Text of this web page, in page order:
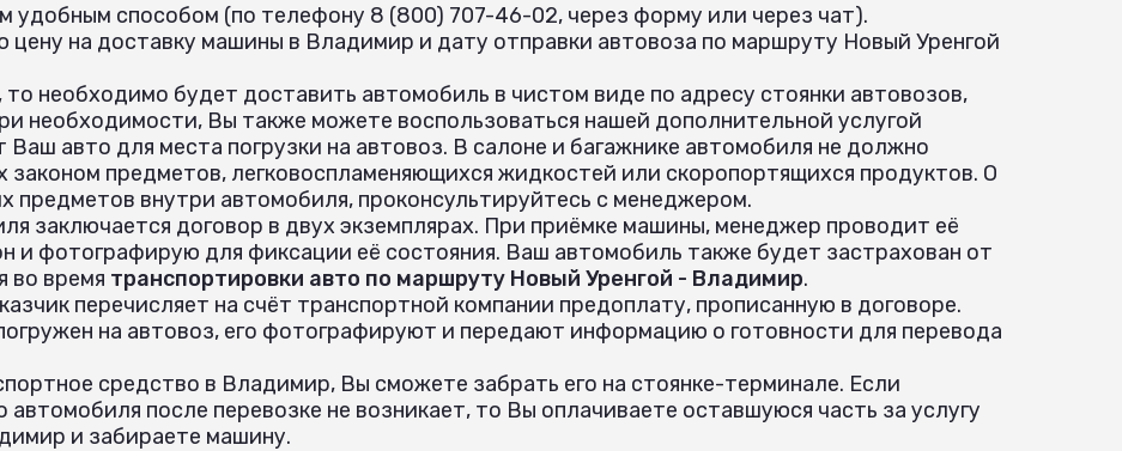
удобным способом (по телефону 8 (800) 707-46-02, через форму или через чат).
на доставку машины в Владимир и дату отправки автовоза по маршруту Новый Уренгой
необходимо будет доставить автомобиль в чистом виде по адресу стоянки автовозов,
необходимости, Вы также можете воспользоваться нашей дополнительной услугой
авто для места погрузки на автовоз. В салоне и багажнике автомобиля не должно
предметов, легковоспламеняющихся жидкостей или скоропортящихся продуктов. О
предметов внутри автомобиля, проконсультируйтесь с менеджером.
заключается договор в двух экземплярах. При приёмке машины, менеджер проводит её
и фотографирую для фиксации её состояния. Ваш автомобиль также будет застрахован от
во время транспортировки авто по маршруту Новый Уренгой - Владимир.
перечисляет на счёт транспортной компании предоплату, прописанную в договоре.
на автовоз, его фотографируют и передают информацию о готовности для перевода
средство в Владимир, Вы сможете забрать его на стоянке-терминале. Если
после перевозке не возникает, то Вы оплачиваете оставшуюся часть за услугу
и забираете машину.